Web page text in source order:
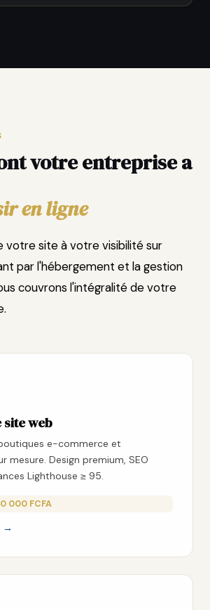
votre entreprise a
en ligne
votre site à votre visibilité sur
par l'hébergement et la gestion
couvrons l'intégralité de votre
site web
e-commerce et
mesure. Design premium, SEO
Lighthouse ≥ 95.
000 FCFA
→